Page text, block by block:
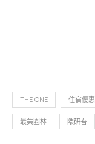
THE ONE 住宿優惠
最美園林 隈研吾